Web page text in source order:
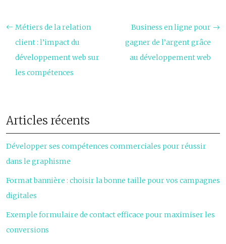
Métiers de la relation
client : l’impact du
développement web sur
les compétences
Business en ligne pour
gagner de l’argent grâce
au développement web
Articles récents
Développer ses compétences commerciales pour réussir
dans le graphisme
Format bannière : choisir la bonne taille pour vos campagnes
digitales
Exemple formulaire de contact efficace pour maximiser les
conversions